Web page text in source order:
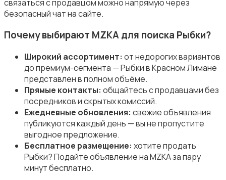
Корма и питание
связаться с продавцом можно напрямую через
безопасный чат на сайте.
Почему выбирают MZKA для поиска Рыбки?
Широкий ассортимент: от недорогих вариантов
до премиум-сегмента — Рыбки в Красном Лимане
представлен в полном объёме.
Прямые контакты: общайтесь с продавцами без
посредников и скрытых комиссий.
Ежедневные обновления: свежие объявления
публикуются каждый день — вы не пропустите
выгодное предложение.
Бесплатное размещение: хотите продать
Рыбки? Подайте объявление на MZKA за пару
минут бесплатно.